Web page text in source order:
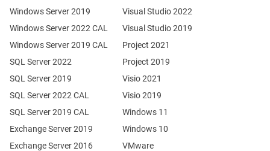
Windows Server 2019
Exchange Server 2019
Exchange Server 2016
SQL Server 2022
SQL Server 2019
Windows Server 2022 CAL
Windows Server 2019 CAL
SQL Server 2022 CAL
SQL Server 2019 CAL
Visual Studio 2022
Visual Studio 2019
Project 2021
Project 2019
Visio 2021
Visio 2019
Windows 11
Windows 10
VMware